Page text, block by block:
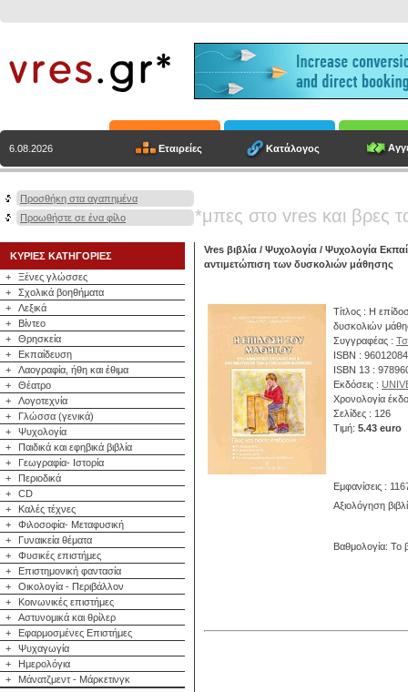
6.08.2026 Εταιρείες Κατάλογος
Προσθήκη στα αγαπημένα
Προωθήστε σε ένα φίλο
*μπες στο vres και βρες
ΚΥΡΙΕΣ ΚΑΤΗΓΟΡΙΕΣ
+
Ξένες γλώσσες
+
Σχολικά βοηθήματα
+
Λεξικά
+
Βίντεο
+
Θρησκεία
+
Εκπαίδευση
+
Λαογραφία, ήθη και έθιμα
+
Θέατρο
+
Λογοτεχνία
+
Γλώσσα (γενικά)
+
Ψυχολογία
+
Παιδικά και εφηβικά βιβλία
+
Γεωγραφία- Ιστορία
+
Περιοδικά
+
CD
+
Καλές τέχνες
+
Φιλοσοφία- Μεταφυσική
+
Γυναικεία θέματα
+
Φυσικές επιστήμες
+
Επιστημονική φαντασία
+
Οικολογία - Περιβάλλον
+
Κοινωνικές επιστήμες
+
Αστυνομικά και θρίλερ
+
Εφαρμοσμένες Επιστήμες
+
Ψυχαγωγία
+
Ημερολόγια
+
Μάνατζμεντ - Μάρκετινγκ
Vres βιβλία / Ψυχολογία / Ψυχολογία
αντιμετώπιση των δυσκολιών μάθησης
Τίτλος : Η
δυσκολιών
Συγγραφέας :
ISBN :
ISBN 13 :
Εκδόσεις :
Χρονολογία
Σελίδες : 126
Τιμή: 5.43 euro
Εμφανίσεις :
Αξιολόγηση
Βαθμολογία: Το